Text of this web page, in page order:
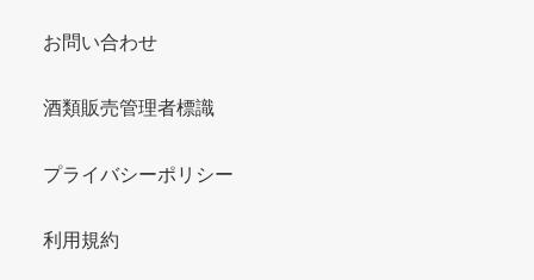
お問い合わせ
酒類販売管理者標識
プライバシーポリシー
利用規約